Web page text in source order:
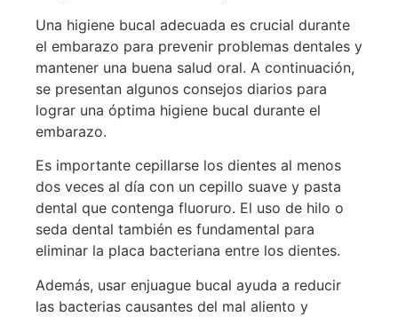
Una higiene bucal adecuada es crucial durante
el embarazo para prevenir problemas dentales y
mantener una buena salud oral. A continuación,
se presentan algunos consejos diarios para
lograr una óptima higiene bucal durante el
embarazo.
Es importante cepillarse los dientes al menos
dos veces al día con un cepillo suave y pasta
dental que contenga fluoruro. El uso de hilo o
seda dental también es fundamental para
eliminar la placa bacteriana entre los dientes.
Además, usar enjuague bucal ayuda a reducir
las bacterias causantes del mal aliento y